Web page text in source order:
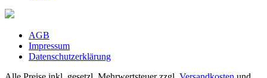
AGB
Impressum
Datenschutzerklärung